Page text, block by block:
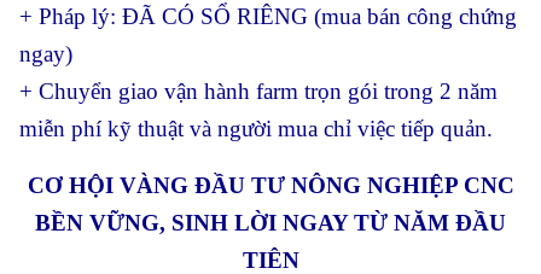
+ Pháp lý: ĐÃ CÓ SỔ RIÊNG (mua bán công chứng
ngay)
+ Chuyển giao vận hành farm trọn gói trong 2 năm
miễn phí kỹ thuật và người mua chỉ việc tiếp quản.
CƠ HỘI VÀNG ĐẦU TƯ NÔNG NGHIỆP CNC
BỀN VỮNG, SINH LỜI NGAY TỪ NĂM ĐẦU
TIÊN